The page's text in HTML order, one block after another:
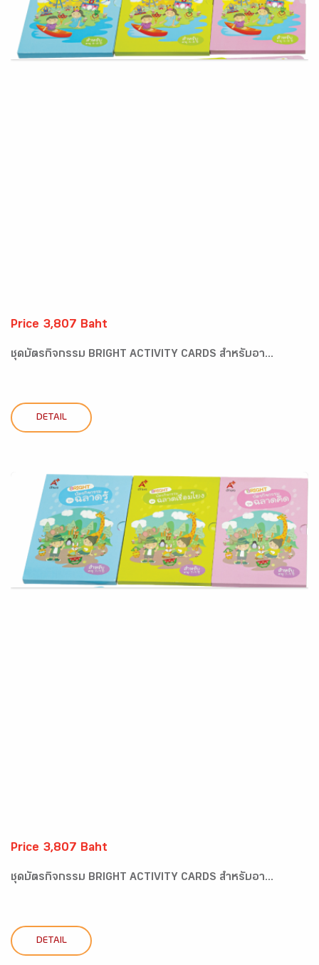
Price 3,807 Baht
ชุดบัตรกิจกรรม BRIGHT ACTIVITY CARDS สำหรับอา...
DETAIL
Price 3,807 Baht
ชุดบัตรกิจกรรม BRIGHT ACTIVITY CARDS สำหรับอา...
DETAIL